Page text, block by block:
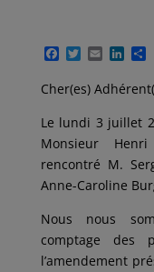
F
c
e
o
o
T
i
t
e
r
E
a
i
L
n
k
d
I
n
P
r
t
g
e
Cher(es)
Le lundi 3 juillet
Monsieur
rencontré M.
Anne-Caroline
Nous nous
comptage
l’amendement